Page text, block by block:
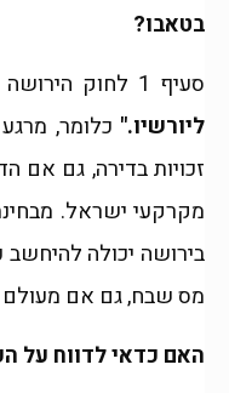
בטאבו?
סעיף 1 לחוק הירושה קובע:
ליורשיו." כלומר,
זכויות בדירה, גם אם
מקרקעי ישראל.
בירושה יכולה
מס שבח, גם אם
האם כדאי לדווח על